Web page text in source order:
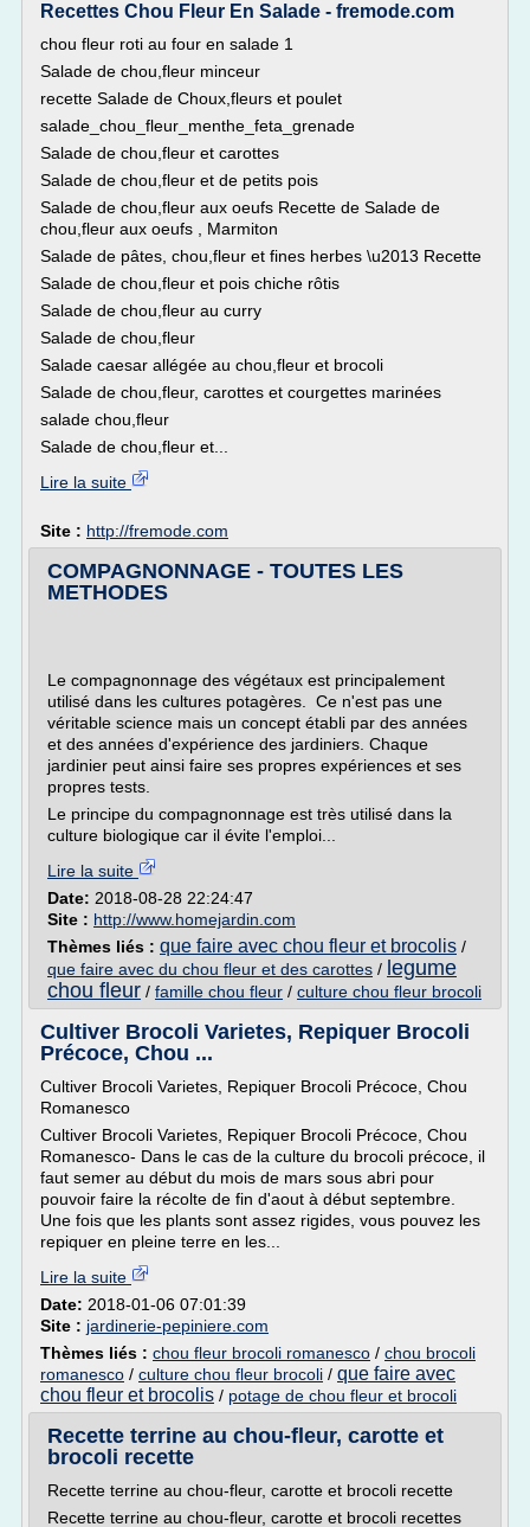
Recettes Chou Fleur En Salade - fremode.com
chou fleur roti au four en salade 1
Salade de chou,fleur minceur
recette Salade de Choux,fleurs et poulet
salade_chou_fleur_menthe_feta_grenade
Salade de chou,fleur et carottes
Salade de chou,fleur et de petits pois
Salade de chou,fleur aux oeufs Recette de Salade de
chou,fleur aux oeufs , Marmiton
Salade de pâtes, chou,fleur et fines herbes \u2013 Recette
Salade de chou,fleur et pois chiche rôtis
Salade de chou,fleur au curry
Salade de chou,fleur
Salade caesar allégée au chou,fleur et brocoli
Salade de chou,fleur, carottes et courgettes marinées
salade chou,fleur
Salade de chou,fleur et...
Lire la suite
Site : http://fremode.com
COMPAGNONNAGE - TOUTES LES
METHODES
Le compagnonnage des végétaux est principalement
utilisé dans les cultures potagères. Ce n'est pas une
véritable science mais un concept établi par des années
et des années d'expérience des jardiniers. Chaque
jardinier peut ainsi faire ses propres expériences et ses
propres tests.
Le principe du compagnonnage est très utilisé dans la
culture biologique car il évite l'emploi...
Lire la suite
Date: 2018-08-28 22:24:47
Site : http://www.homejardin.com
Thèmes liés : que faire avec chou fleur et brocolis /
que faire avec du chou fleur et des carottes / legume
chou fleur / famille chou fleur / culture chou fleur brocoli
Cultiver Brocoli Varietes, Repiquer Brocoli
Précoce, Chou ...
Cultiver Brocoli Varietes, Repiquer Brocoli Précoce, Chou
Romanesco
Cultiver Brocoli Varietes, Repiquer Brocoli Précoce, Chou
Romanesco- Dans le cas de la culture du brocoli précoce, il
faut semer au début du mois de mars sous abri pour
pouvoir faire la récolte de fin d'aout à début septembre.
Une fois que les plants sont assez rigides, vous pouvez les
repiquer en pleine terre en les...
Lire la suite
Date: 2018-01-06 07:01:39
Site : jardinerie-pepiniere.com
Thèmes liés : chou fleur brocoli romanesco / chou brocoli
romanesco / culture chou fleur brocoli / que faire avec
chou fleur et brocolis / potage de chou fleur et brocoli
Recette terrine au chou-fleur, carotte et
brocoli recette
Recette terrine au chou-fleur, carotte et brocoli recette
Recette terrine au chou-fleur, carotte et brocoli recettes